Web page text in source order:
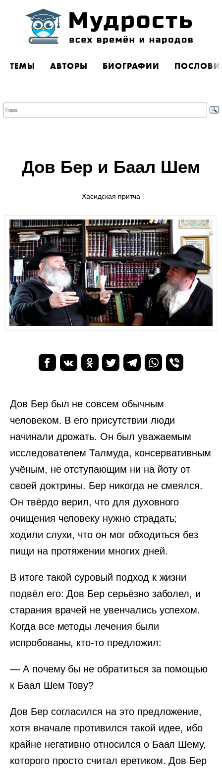
ТЕМЫ АВТОРЫ БИОГРАФИИ
Дов Бер и Баал Шем
Хасидская притча
Дов Бер был не совсем обычным
человеком. В его присутствии люди
начинали дрожать. Он был уважаемым
исследователем Талмуда, консервативным
учёным, не отступающим ни на йоту от
своей доктрины. Бер никогда не смеялся.
Он твёрдо верил, что для духовного
очищения человеку нужно страдать;
ходили слухи, что он мог обходиться без
пищи на протяжении многих дней.
В итоге такой суровый подход к жизни
подвёл его: Дов Бер серьёзно заболел, и
старания врачей не увенчались успехом.
Когда все методы лечения были
испробованы, кто-то предложил:
— А почему бы не обратиться за помощью
к Баал Шем Тову?
Дов Бер согласился на это предложение,
хотя вначале противился такой идее, ибо
крайне негативно относился о Баал Шему,
которого просто считал еретиком. Дов Бер